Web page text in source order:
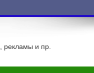
рекламы и пр.